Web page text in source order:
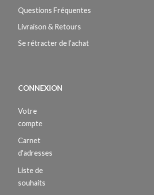
Questions Fréquentes
Livraison & Retours
Se rétracter de l’achat
CONNEXION
Votre
compte
Carnet
d'adresses
Liste de
souhaits